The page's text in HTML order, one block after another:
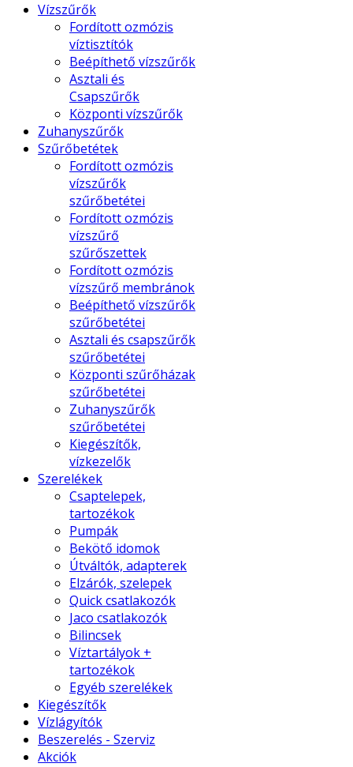
Vízszűrők
Fordított ozmózis
víztisztítók
Beépíthető vízszűrők
Asztali és
Csapszűrők
Központi vízszűrők
Zuhanyszűrők
Szűrőbetétek
Fordított ozmózis
vízszűrők
szűrőbetétei
Fordított ozmózis
vízszűrő
szűrőszettek
Fordított ozmózis
vízszűrő membránok
Beépíthető vízszűrők
szűrőbetétei
Asztali és csapszűrők
szűrőbetétei
Központi szűrőházak
szűrőbetétei
Zuhanyszűrők
szűrőbetétei
Kiegészítők,
vízkezelők
Szerelékek
Csaptelepek,
tartozékok
Pumpák
Bekötő idomok
Útváltók, adapterek
Elzárók, szelepek
Quick csatlakozók
Jaco csatlakozók
Bilincsek
Víztartályok +
tartozékok
Egyéb szerelékek
Kiegészítők
Vízlágyítók
Beszerelés - Szerviz
Akciók